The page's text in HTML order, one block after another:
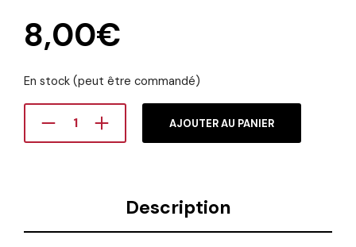
8,00€
En stock (peut être commandé)
AJOUTER AU PANIER
Description